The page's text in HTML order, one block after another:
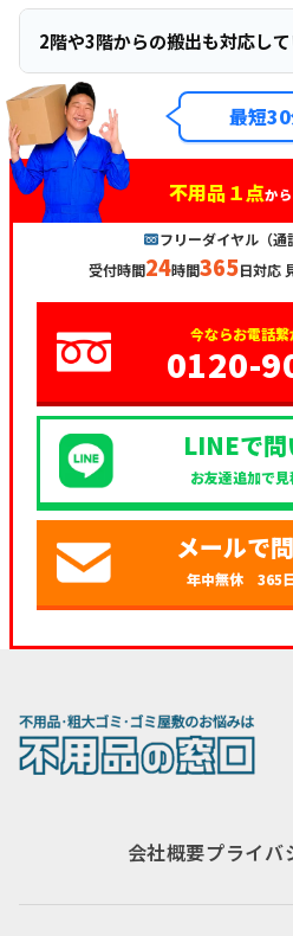
2階や3階からの搬出も対応し
最短30
不用品１点から
フリーダイヤル（通
受付時間24時間365日対応
今ならお電話繋
0120-
LINEで
お友達追加で見
メールで
年中無休 365
会社概要プライバ